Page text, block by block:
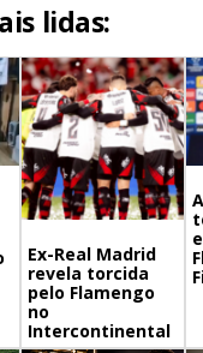
lidas:
Ex-Real Madrid
revela torcida
pelo Flamengo
no
Intercontinental